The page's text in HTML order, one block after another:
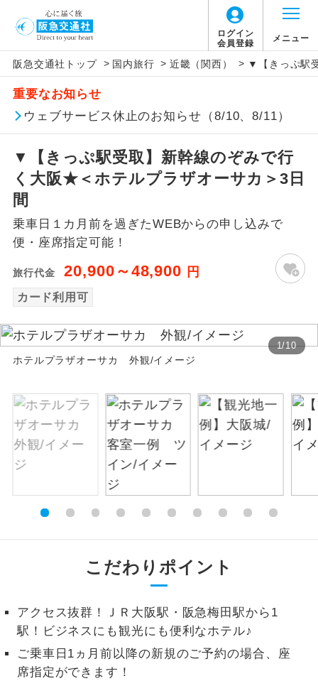
ログイン
会員登録
メニュー
阪急交通社トップ > 国内旅行 > 近畿（関西） > ▼【きっぷ駅
重要なお知らせ
ウェブサービス休止のお知らせ（8/10、8/11）
▼【きっぷ駅受取】新幹線のぞみで行
く大阪★＜ホテルプラザオーサカ＞3日
間
乗車日１カ月前を過ぎたWEBからの申し込みで
便・座席指定可能！
旅行代金 20,900～48,900 円
カード利用可
1/10
ホテルプラザオーサカ 外観/イメージ
こだわりポイント
アクセス抜群！ＪＲ大阪駅・阪急梅田駅から1
駅！ビジネスにも観光にも便利なホテル♪
ご乗車日1ヵ月前以降の新規のご予約の場合、座
席指定ができます！
アイコン 説明
添乗員同行
往路出発空港（駅）から復路到着空港
（駅）まで同行します。
現地添乗員同
行
現地到着空港（駅）から最終日出発空港
（駅）まで添乗員が同行します。
バスガイド乗
務
があります。
世界遺産
絶景 絶景スポットに立ち寄るコースです。
露天風呂
ご宿泊ホテルに露天風呂が付いていま
ご宿泊ホテルに大浴場が付いています。
全食事付き
事の心配はいりません。（機内食を除
お部屋食
お部屋にてゆっくりとお召し上がりいた
だけます。
トラベルイヤ
ホン
周りの音を気にせず、ガイドさんの説明
をじっくり聞くことができます。
1名様催行
1名様から出発可能な個人型プランで
す。